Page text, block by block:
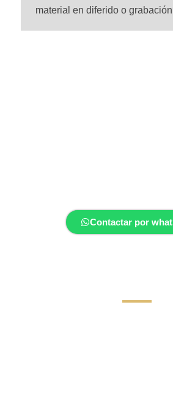
material en diferido o
Contactar por